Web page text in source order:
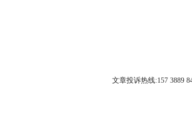
文章投诉热线:157 3889